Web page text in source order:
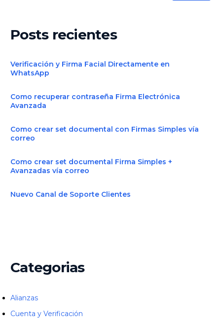
Posts recientes
Verificación y Firma Facial Directamente en
WhatsApp
Como recuperar contraseña Firma Electrónica
Avanzada
Como crear set documental con Firmas Simples vía
correo
Como crear set documental Firma Simples +
Avanzadas vía correo
Nuevo Canal de Soporte Clientes
Categorias
Alianzas
Cuenta y Verificación